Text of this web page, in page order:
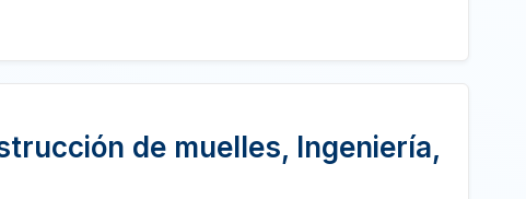
de muelles, Ingeniería,